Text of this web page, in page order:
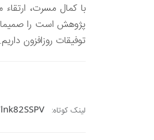
با کمال مسرت،
پژوهش است را
توفیقات روزافزون داریم.
لینک کوتاه: